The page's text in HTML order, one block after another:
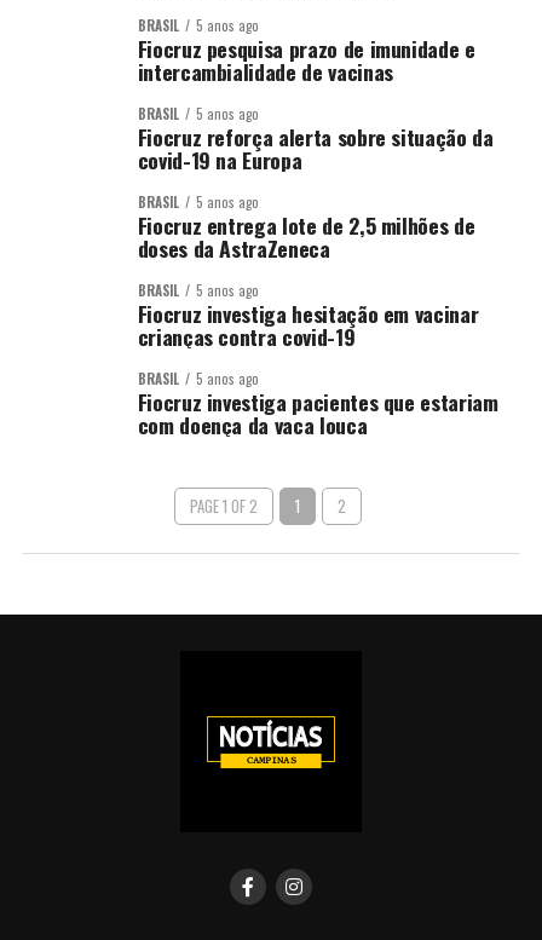
BRASIL 5 anos ago
Fiocruz pesquisa prazo de imunidade e
intercambialidade de vacinas
BRASIL 5 anos ago
Fiocruz reforça alerta sobre situação da
covid-19 na Europa
BRASIL 5 anos ago
Fiocruz entrega lote de 2,5 milhões de
doses da AstraZeneca
BRASIL 5 anos ago
Fiocruz investiga hesitação em vacinar
crianças contra covid-19
BRASIL 5 anos ago
Fiocruz investiga pacientes que estariam
com doença da vaca louca
PAGE 1 OF 2 1 2